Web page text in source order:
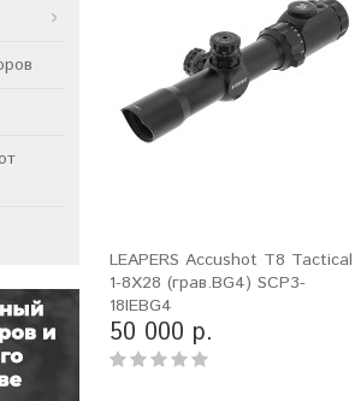
LEAPERS Accushot T8 Tactical
1-8X28 (грав.BG4) SCP3-
18IEBG4
50 000 р.